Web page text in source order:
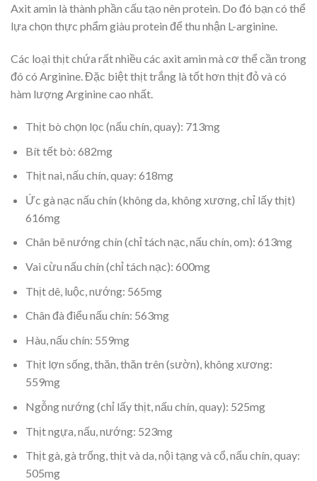
Axit amin là thành phần cấu tạo nên protein. Do đó bạn có thể
lựa chọn thực phẩm giàu protein để thu nhận L-arginine.
Các loại thịt chứa rất nhiều các axit amin mà cơ thể cần trong
đó có Arginine. Đặc biệt thịt trắng là tốt hơn thịt đỏ và có
hàm lượng Arginine cao nhất.
Thịt bò chọn lọc (nấu chín, quay): 713mg
Bít tết bò: 682mg
Thịt nai, nấu chín, quay: 618mg
Ức gà nạc nấu chín (không da, không xương, chỉ lấy thịt)
616mg
Chân bê nướng chín (chỉ tách nạc, nấu chín, om): 613mg
Vai cừu nấu chín (chỉ tách nạc): 600mg
Thịt dê, luộc, nướng: 565mg
Chân đà điểu nấu chín: 563mg
Hàu, nấu chín: 559mg
Thịt lợn sống, thăn, thăn trên (sườn), không xương:
559mg
Ngỗng nướng (chỉ lấy thịt, nấu chín, quay): 525mg
Thịt ngựa, nấu, nướng: 523mg
Thịt gà, gà trống, thịt và da, nội tạng và cổ, nấu chín, quay:
505mg